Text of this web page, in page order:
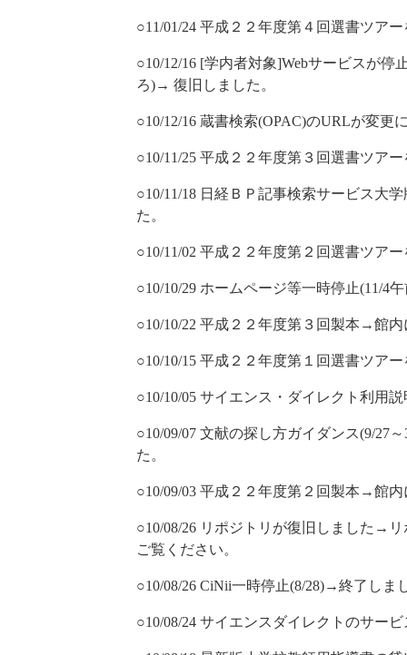
○11/01/24 平成２２年度第４回選書ツア
○10/12/16 [学内者対象]Webサービスが停
ろ)→ 復旧しました。
○10/12/16 蔵書検索(OPAC)のURLが変更
○10/11/25 平成２２年度第３回選書ツア
○10/11/18 日経ＢＰ記事検索サービス大
た。
○10/11/02 平成２２年度第２回選書ツア
○10/10/29 ホームページ等一時停止(11/4
○10/10/22 平成２２年度第３回製本→館
○10/10/15 平成２２年度第１回選書ツア
○10/10/05 サイエンス・ダイレクト利用
○10/09/07 文献の探し方ガイダンス(9/27
た。
○10/09/03 平成２２年度第２回製本→館
○10/08/26 リポジトリが復旧しました→
ご覧ください。
○10/08/26 CiNii一時停止(8/28)→終了しま
○10/08/24 サイエンスダイレクトのサー